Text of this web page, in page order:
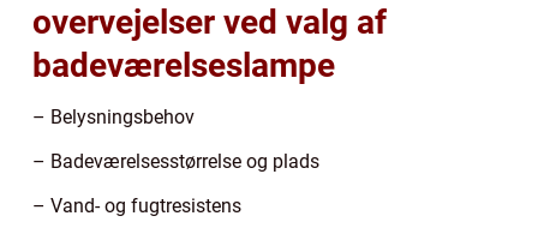
overvejelser ved valg af
badeværelseslampe
– Belysningsbehov
– Badeværelsesstørrelse og plads
– Vand- og fugtresistens